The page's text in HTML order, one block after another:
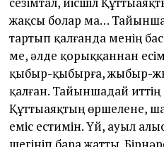
жақсы болар ма…
тартып қалғанда менің
ме, әлде қорыққаннан
қыбыр-қыбырға, жыбыр-
қалған. Тайыншадай
Құттыаяқтың өршелене,
еміс естимін. Үй, ауыл